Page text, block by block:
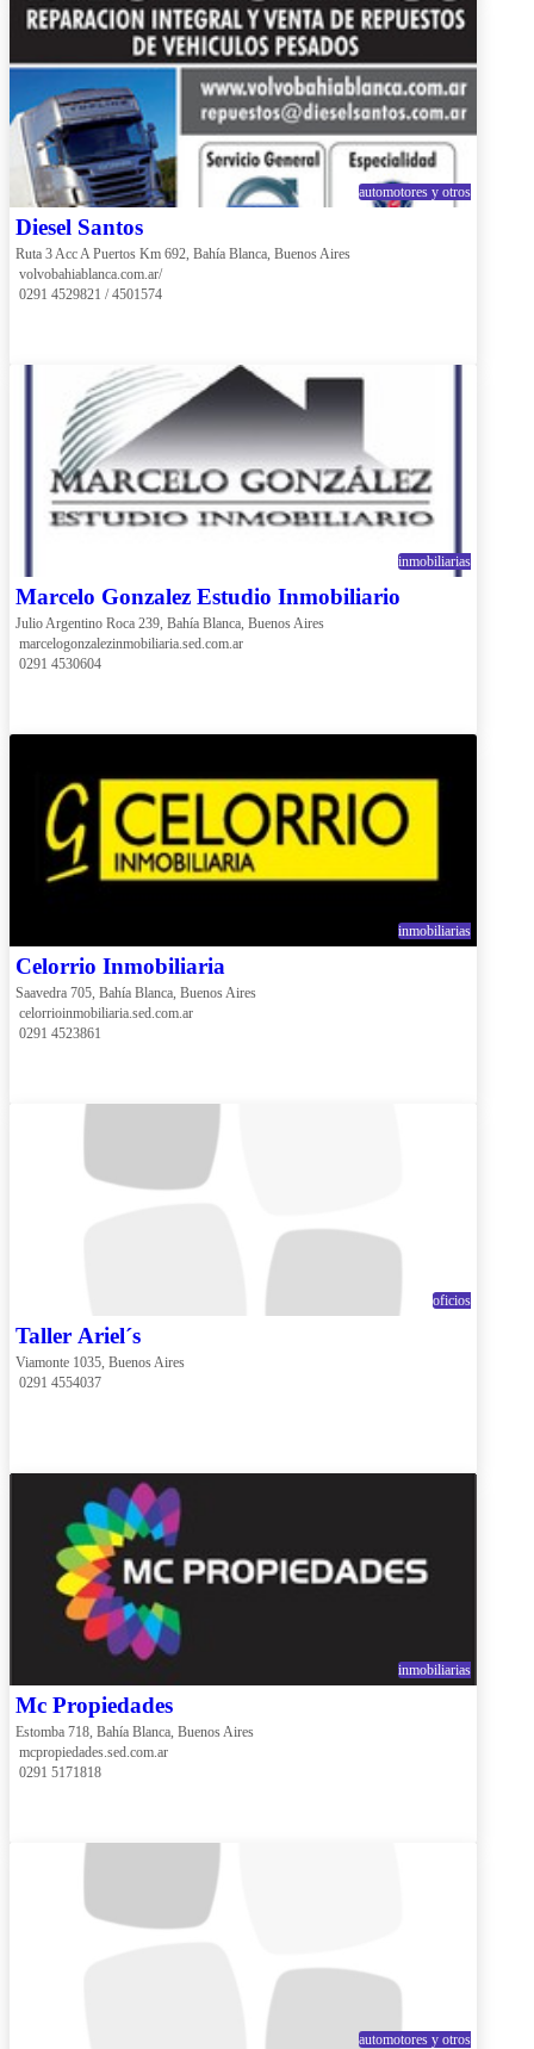
automotores y otros
Diesel Santos
Ruta 3 Acc A Puertos Km 692, Bahía Blanca, Buenos Aires
volvobahiablanca.com.ar/
0291 4529821 / 4501574
inmobiliarias
Marcelo Gonzalez Estudio Inmobiliario
Julio Argentino Roca 239, Bahía Blanca, Buenos Aires
marcelogonzalezinmobiliaria.sed.com.ar
0291 4530604
inmobiliarias
Celorrio Inmobiliaria
Saavedra 705, Bahía Blanca, Buenos Aires
celorrioinmobiliaria.sed.com.ar
0291 4523861
oficios
Taller Ariel´s
Viamonte 1035, Buenos Aires
0291 4554037
inmobiliarias
Mc Propiedades
Estomba 718, Bahía Blanca, Buenos Aires
mcpropiedades.sed.com.ar
0291 5171818
automotores y otros